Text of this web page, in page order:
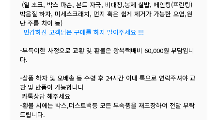
(열 초크, 박스 파손, 본드 자국, 비대칭,봉제 실밥, 페인팅(프린팅)
박음질 하자, 미세스크래치, 먼지 혹은 쉽게 제거가 가능한 오염,원
단 주름 차이 등)
민감하신 고객님은 구매를 하지 말아주세요 !!!
-부득이한 사정으로 교환 및 환불은 왕복택배비 60,000원 부담입니
다.
-상품 하자 및 오배송 등 수령 후 24시간 이내 톡으로 연락주셔야 교
환 및 반품이 가능합니다
카톡상담 해주세요
-환불 시에는 박스,더스트백등 모든 부속품을 재포장하여 전달 부탁
드립니다.